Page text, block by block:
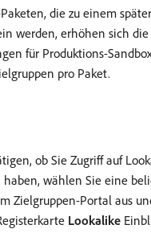
die zu einem
werden, erhöhen sich die
für Produktions-
pro Paket.
ob Sie Zugriff auf
haben, wählen Sie eine
Zielgruppen-Portal aus
Lookalike